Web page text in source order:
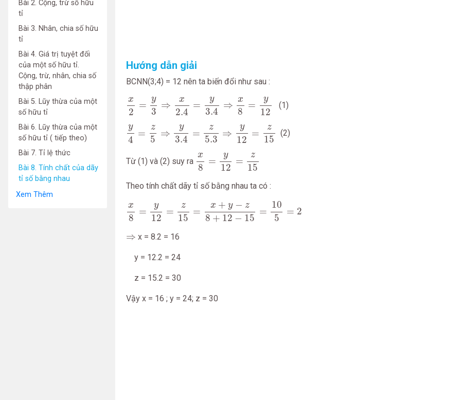
Bài 2. Cộng, trừ số hữu
tỉ
Bài 3. Nhân, chia số hữu
tỉ
Bài 4. Giá trị tuyệt đối
của một số hữu tỉ.
Cộng, trừ, nhân, chia số
thập phân
Bài 5. Lũy thừa của một
số hữu tỉ
Bài 6. Lũy thừa của một
số hữu tỉ ( tiếp theo)
Bài 7. Tỉ lệ thức
Bài 8. Tính chất của dãy
tỉ số bằng nhau
Xem Thêm
Hướng dẫn giải
BCNN(3;4) = 12 nên ta biến đổi như sau :
x
2
=
y
3
⇒
x
2.4
=
y
3.4
⇒
x
8
=
y
12
x2 3⇒ =y x8 12
(1)
y
4
=
z
5
⇒
y
3.4
=
z
5.3
⇒
y
12
=
z
15
y4 5⇒ =z ⇒y 15
(2)
Từ (1) và (2) suy ra
x
8
=
y
12
=
z
15
x8 12=
Theo tính chất dãy tỉ số bằng nhau ta có :
x
8
=
y
12
=
z
15
=
x + y − z
8 + 12 − 15
=
10
5
= 2
x8 12= =x 8 12− 15 =2
⇒
⇒ x = 8.2 = 16
y = 12.2 = 24
z = 15.2 = 30
Vậy x = 16 ; y = 24; z = 30